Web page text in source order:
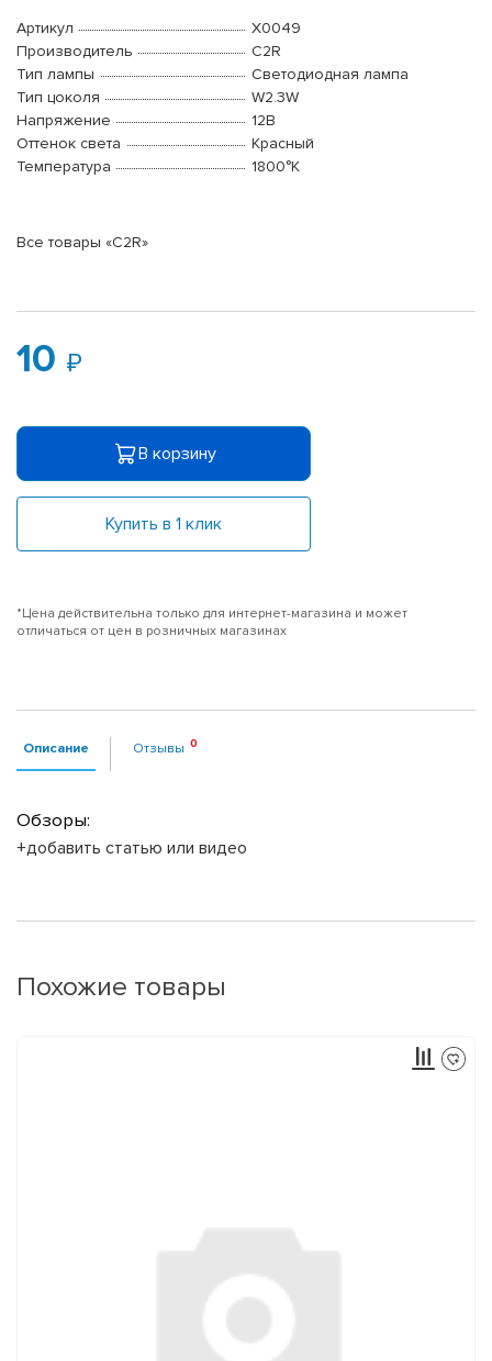
Артикул
X0049
Производитель
C2R
Тип лампы
Светодиодная лампа
Тип цоколя
W2.3W
Напряжение
12В
Оттенок света
Красный
Температура
1800°K
Все товары «C2R»
10
В корзину
Купить в 1 клик
*Цена действительна только для интернет-магазина и может
отличаться от цен в розничных магазинах
Описание Отзывы
Обзоры:
+добавить статью или видео
Похожие товары